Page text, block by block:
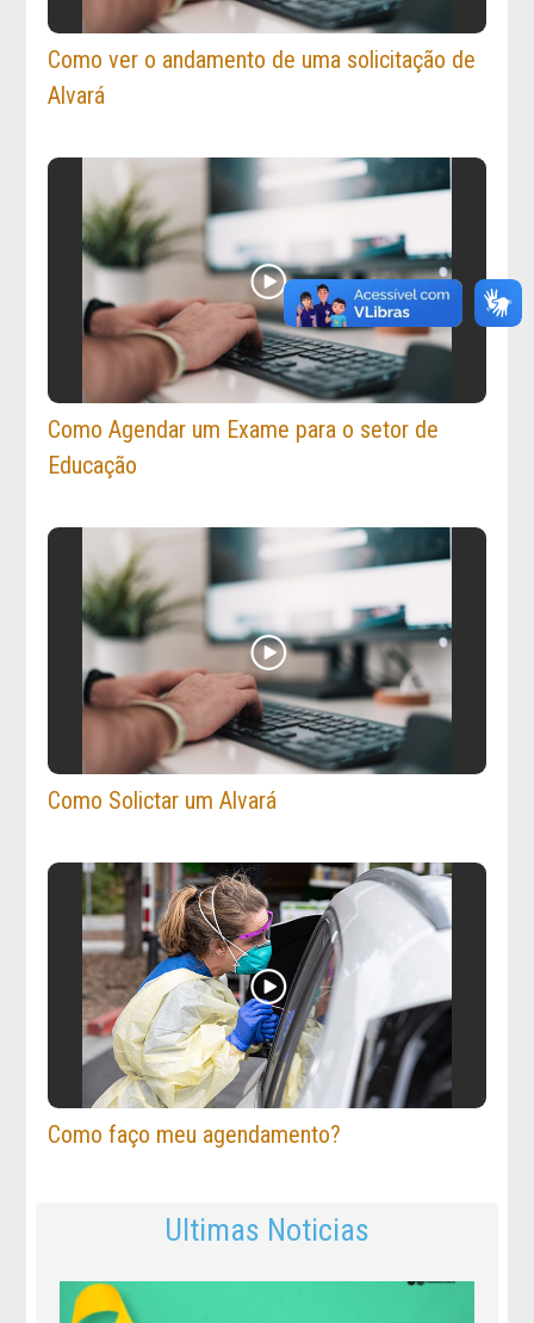
Como ver o andamento de uma solicitação de
Alvará
Como Agendar um Exame para o setor de
Educação
Como Solictar um Alvará
Como faço meu agendamento?
Ultimas Noticias